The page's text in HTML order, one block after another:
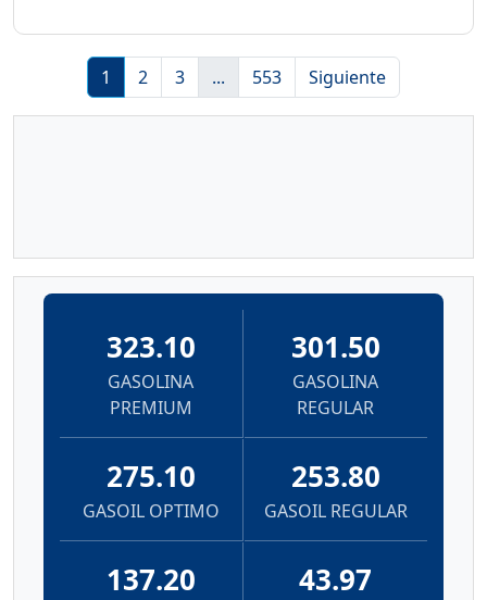
1 2 3 ... 553 Siguiente
323.10
GASOLINA
PREMIUM
301.50
GASOLINA
REGULAR
275.10
GASOIL OPTIMO
253.80
GASOIL REGULAR
137.20 43.97